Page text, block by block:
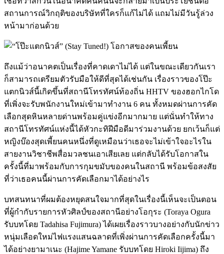
สถานการณ์วิกฤติของบริษัทที่ใครก็แก้ไม่ได้ แถมไม่มีวันรู้ล่วง
หน้ามาก่อนด้วย
ถึงแม้ว่าอนาคตเป็นเรื่องที่คาดเดาไม่ได้ แต่ในขณะเดียวกันเรา
ก็สามารถเตรียมตัวรับมือให้ดีที่สุดได้เช่นกัน เรื่องราวของโป๊ะ
แตกนิวส์นี้เกิดขึ้นที่สถานีโทรทัศน์ท้องถิ่น HHTV ของฮอกไกโด
ที่เพิ่งจะรับพนักงานใหม่เข้ามาทำงาน 6 คน ทั้งหมดผ่านการคัด
เลือกสุดหินหลายด่านพร้อมคู่แข่งอีกมากมาย แต่นั่นทำให้ทาง
สถานีโทรทัศน์แห่งนี้ได้หัวกะทิฝีมือดีมาร่วมงานด้วย ยกเว้นก็แต่
หญิงบ๊องสุดเพี้ยนคนหนึ่งที่ดูเหมือนว่าเธอจะไม่เข้าใจอะไรใน
สายงานวิชาชีพสื่อมวลชนเอาเสียเลย แต่กลับได้รับโอกาสใน
ครั้งนี้ที่มาพร้อมกับการกุมขมับของคนในสถานี พร้อมข้อสงสัย
ที่ว่าเธอคนนี้ผ่านการคัดเลือกมาได้อย่างไร
บทสนทนาที่ผมต้องหยุดสนใจมากที่สุดในเรื่องนี้เห็นจะเป็นตอน
ที่ผู้กำกับรายการหัวศิลป์ของสถานีอย่างโอกุระ (Toraya Ogura
รับบทโดย Tadahisa Fujimura) ได้เผยเรื่องราวบางอย่างกับนักข่าว
หนุ่มเลือดใหม่ไฟแรงแสนฉลาดที่เพิ่งผ่านการคัดเลือกครั้งนี้มา
ได้อย่างยามาเนะ (Hajime Yamane รับบทโดย Hiroki Iijima) ถึง